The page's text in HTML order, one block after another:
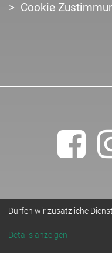
Cookie
Dürfen wir zusätzliche
Details anzeigen